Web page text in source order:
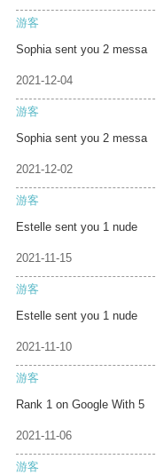
游客
Sophia sent you 2 messa
2021-12-04
游客
Sophia sent you 2 messa
2021-12-02
游客
Estelle sent you 1 nude
2021-11-15
游客
Estelle sent you 1 nude
2021-11-10
游客
Rank 1 on Google With 5
2021-11-06
游客